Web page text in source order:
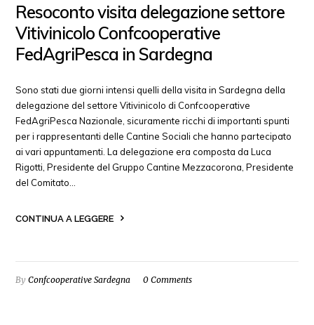
Resoconto visita delegazione settore
Vitivinicolo Confcooperative
FedAgriPesca in Sardegna
Sono stati due giorni intensi quelli della visita in Sardegna della
delegazione del settore Vitivinicolo di Confcooperative
FedAgriPesca Nazionale, sicuramente ricchi di importanti spunti
per i rappresentanti delle Cantine Sociali che hanno partecipato
ai vari appuntamenti. La delegazione era composta da Luca
Rigotti, Presidente del Gruppo Cantine Mezzacorona, Presidente
del Comitato…
CONTINUA A LEGGERE
ByConfcooperative Sardegna 0 Comments